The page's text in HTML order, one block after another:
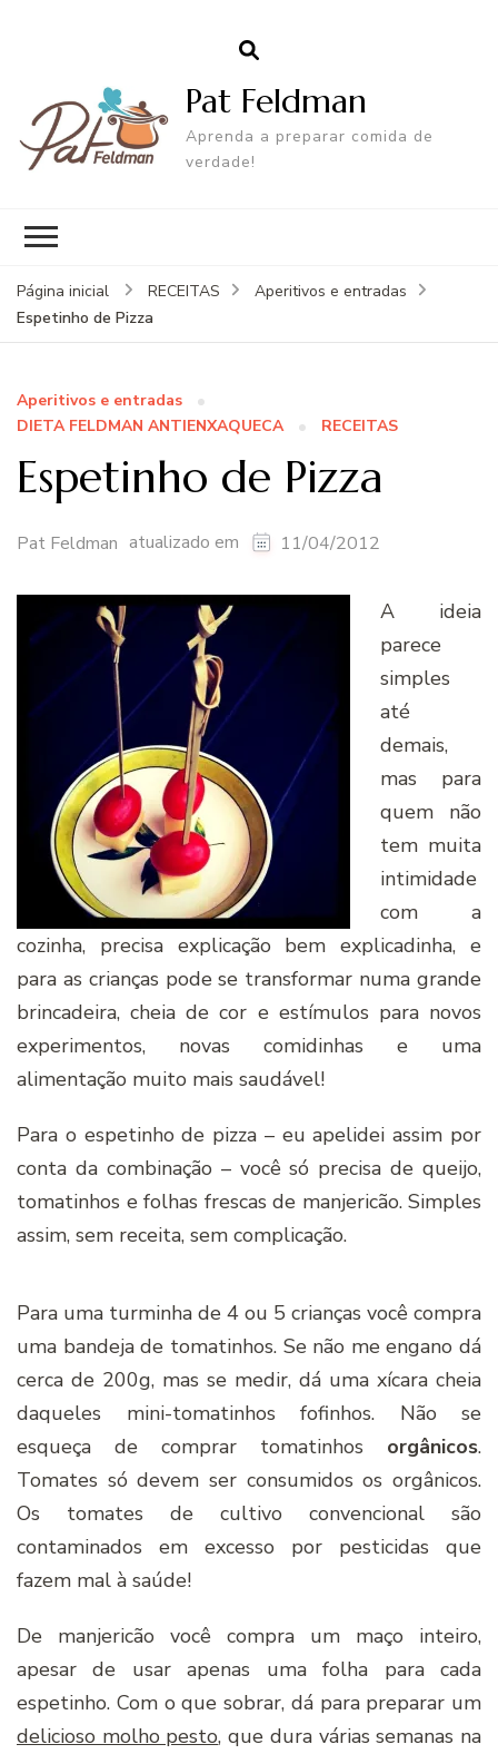
Pat Feldman
Aprenda a preparar comida de
verdade!
Página inicial RECEITAS
Aperitivos e entradas
Espetinho de Pizza
Aperitivos e entradas
DIETA FELDMAN ANTIENXAQUECA
RECEITAS
Espetinho de Pizza
Pat Feldman atualizado em 11/04/2012
A ideia
parece
simples
até
demais,
mas para
quem não
tem muita
intimidade
com a
cozinha, precisa explicação bem explicadinha, e
para as crianças pode se transformar numa grande
brincadeira, cheia de cor e estímulos para novos
experimentos, novas comidinhas e uma
alimentação muito mais saudável!
Para o espetinho de pizza – eu apelidei assim por
conta da combinação – você só precisa de queijo,
tomatinhos e folhas frescas de manjericão. Simples
assim, sem receita, sem complicação.
Para uma turminha de 4 ou 5 crianças você compra
uma bandeja de tomatinhos. Se não me engano dá
cerca de 200g, mas se medir, dá uma xícara cheia
daqueles mini-tomatinhos fofinhos. Não se
esqueça de comprar tomatinhos orgânicos.
Tomates só devem ser consumidos os orgânicos.
Os tomates de cultivo convencional são
contaminados em excesso por pesticidas que
fazem mal à saúde!
De manjericão você compra um maço inteiro,
apesar de usar apenas uma folha para cada
espetinho. Com o que sobrar, dá para preparar um
delicioso molho pesto, que dura várias semanas na